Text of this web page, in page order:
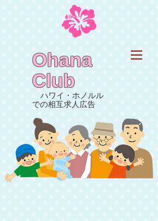
Ohana
Club
ハワイ・ホノルル
での相互求人広告